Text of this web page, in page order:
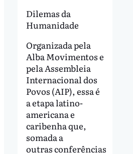
Dilemas da
Humanidade
Organizada pela
Alba Movimentos e
pela Assembleia
Internacional dos
Povos (AIP), essa é
a etapa latino-
americana e
caribenha que,
somada a
outras conferências